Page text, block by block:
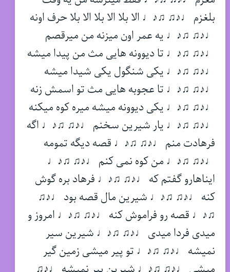
بلغزم ♩♪♫ ♫♪♩ الا بلا الا بلا الا بلا حرف اونه
♩♪♫ ♫♪♩ یه عمر اون میزنه من میرقصم
♩♪♫ ♫♪♩ تا دیوونه هایی مث من پیدا میشه
♩♪♫ ♫♪♩ یکی شنگول یکی شیدا میشه
♩♪♫ ♫♪♩ تا عجوبه هایی مث تو اسمش زنه
♩♪♫ ♫♪♩ یکی دیوونه میشه میره کوه میکنه
♩♪♫ ♫♪♩ یار شیرین سخنم ♩♪♫ ♫♪♩ اگه
فرهادت منم ♩♪♫ ♫♪♩ قصه دیگه تمومه
♩♪♫ ♫♪♩ من کوه نمی کنم ♩♪♫ ♫♪♩
ایناهارو گفتم که ♩♪♫ ♫♪♩ فرهاد بره گوش
کنه ♩♪♫ ♫♪♩ شیرین مال قصه بود ♩♪♫
♫♪♩ قصه رو فراموش کنه ♩♪♫ ♫♪♩ امروز و
میدی فردا میدی ♩♪♫ ♫♪♩ شیرین سیر
نمیشه ♩♪♫ ♫♪♩ تو پیر میشی زمین گیر